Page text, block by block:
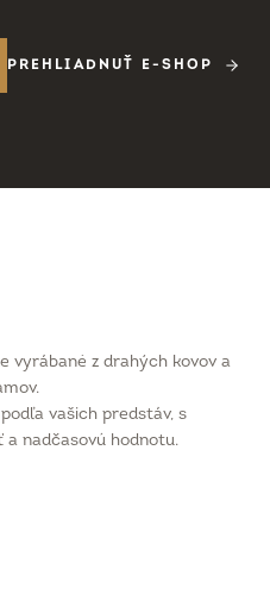
PREHLIADNUŤ E-SHOP
vyrábané z drahých kovov a
vašich predstáv, s
nadčasovú hodnotu.